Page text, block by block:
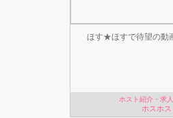
ほす★ほすで待望の動
ホスト紹介・求
ホスホス